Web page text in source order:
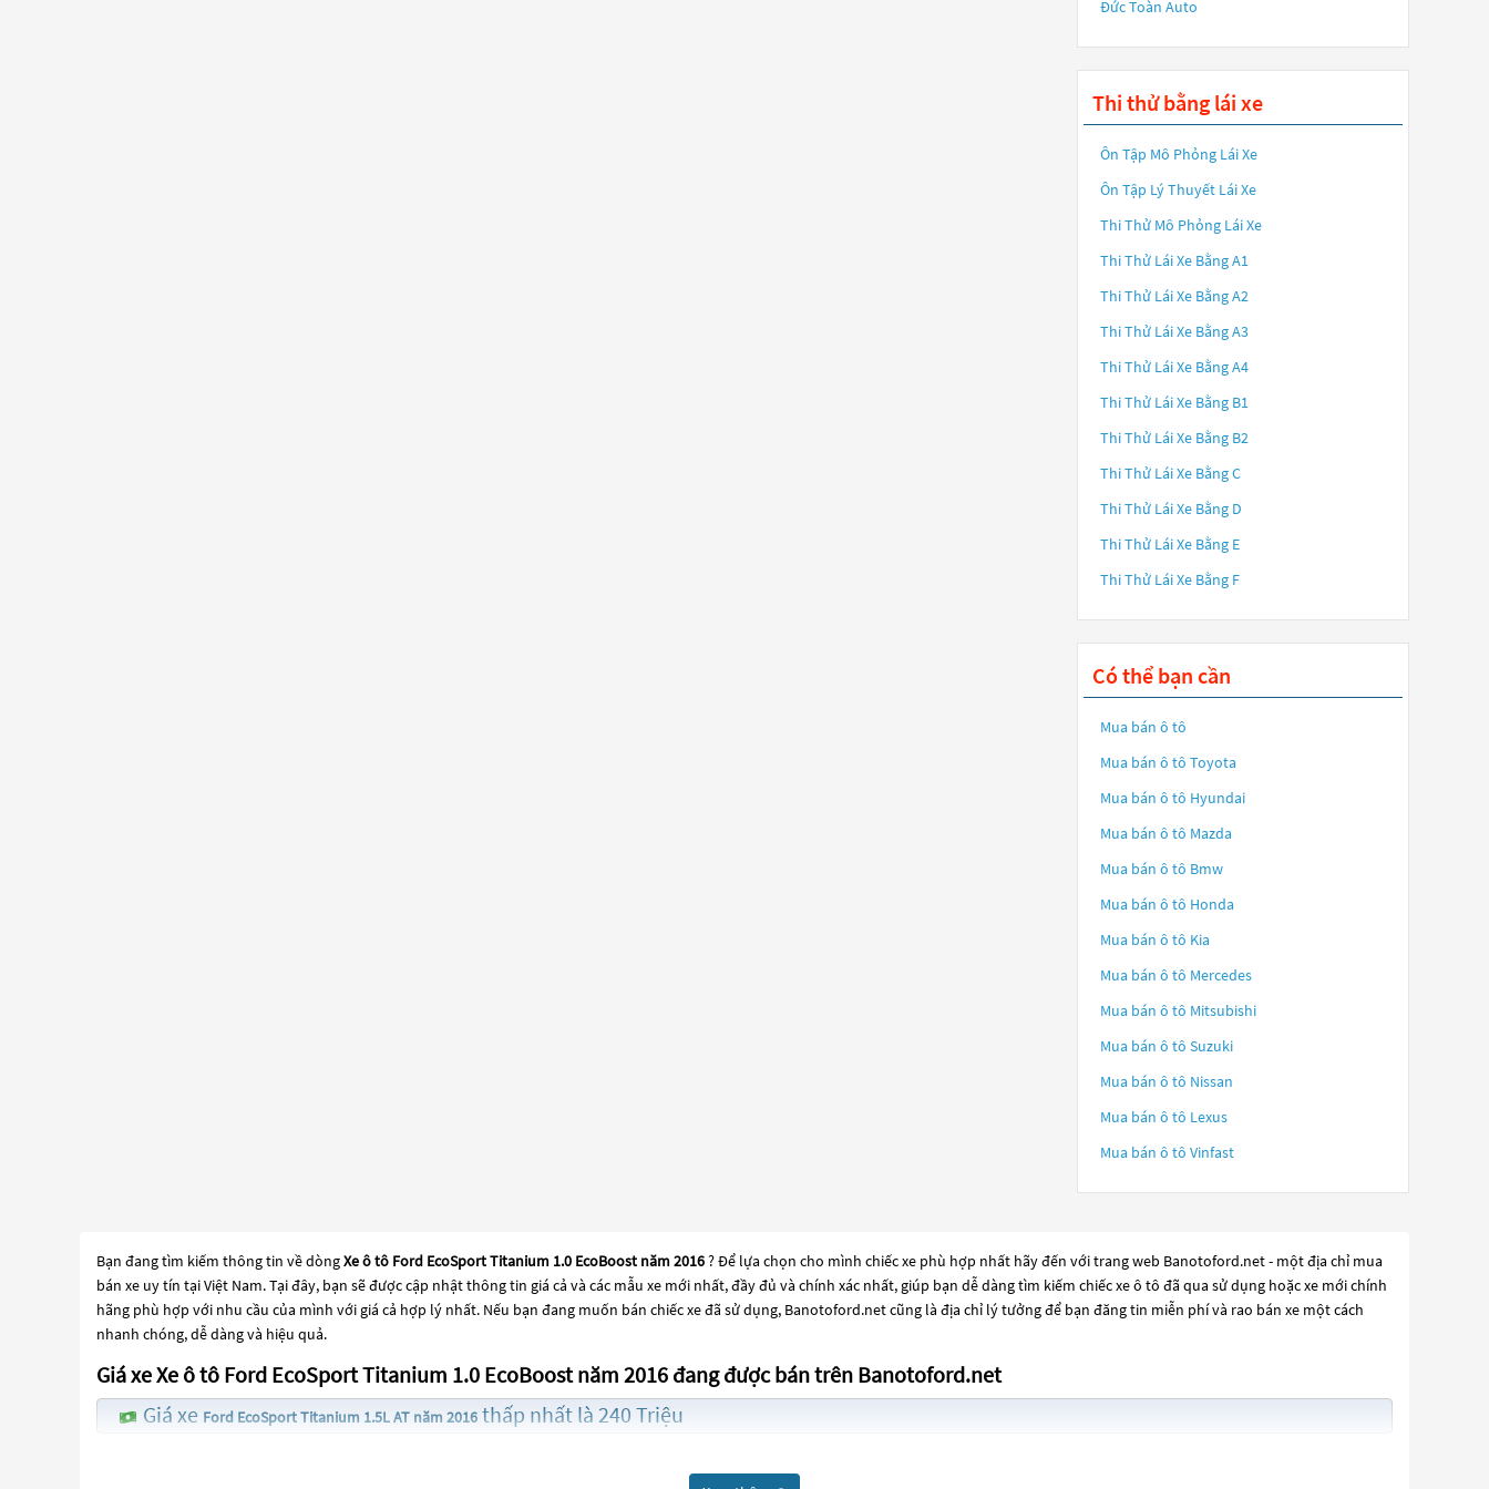
Đức Toàn Auto
Thi thử bằng lái xe
Ôn Tập Mô Phỏng Lái Xe
Ôn Tập Lý Thuyết Lái Xe
Thi Thử Mô Phỏng Lái Xe
Thi Thử Lái Xe Bằng A1
Thi Thử Lái Xe Bằng A2
Thi Thử Lái Xe Bằng A3
Thi Thử Lái Xe Bằng A4
Thi Thử Lái Xe Bằng B1
Thi Thử Lái Xe Bằng B2
Thi Thử Lái Xe Bằng C
Thi Thử Lái Xe Bằng D
Thi Thử Lái Xe Bằng E
Thi Thử Lái Xe Bằng F
Có thể bạn cần
Mua bán ô tô
Mua bán ô tô Toyota
Mua bán ô tô Hyundai
Mua bán ô tô Mazda
Mua bán ô tô Bmw
Mua bán ô tô Honda
Mua bán ô tô Kia
Mua bán ô tô Mercedes
Mua bán ô tô Mitsubishi
Mua bán ô tô Suzuki
Mua bán ô tô Nissan
Mua bán ô tô Lexus
Mua bán ô tô Vinfast
Bạn đang tìm kiếm thông tin về dòngXe ô tô Ford EcoSport Titanium 1.0 EcoBoost năm 2016? Để lựa chọn cho mình chiếc xe phù hợp nhất hãy đến với trang web Banotoford.net - một địa chỉ mua
bán xe uy tín tại Việt Nam. Tại đây, bạn sẽ được cập nhật thông tin giá cả và các mẫu xe mới nhất, đầy đủ và chính xác nhất, giúp bạn dễ dàng tìm kiếm chiếc xe ô tô đã qua sử dụng hoặc xe mới chính
hãng phù hợp với nhu cầu của mình với giá cả hợp lý nhất. Nếu bạn đang muốn bán chiếc xe đã sử dụng, Banotoford.net cũng là địa chỉ lý tưởng để bạn đăng tin miễn phí và rao bán xe một cách
nhanh chóng, dễ dàng và hiệu quả.
Giá xe Xe ô tô Ford EcoSport Titanium 1.0 EcoBoost năm 2016 đang được bán trên Banotoford.net
Giá xe Ford EcoSport Titanium 1.5L AT năm 2016 thấp nhất là 240 Triệu